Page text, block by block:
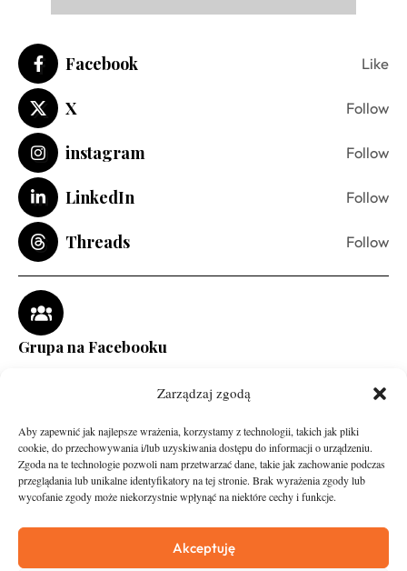
Zarządzaj zgodą
Aby zapewnić jak najlepsze wrażenia, korzystamy z technologii, takich jak pliki
cookie, do przechowywania i/lub uzyskiwania dostępu do informacji o urządzeniu.
Zgoda na te technologie pozwoli nam przetwarzać dane, takie jak zachowanie podczas
przeglądania lub unikalne identyfikatory na tej stronie. Brak wyrażenia zgody lub
wycofanie zgody może niekorzystnie wpłynąć na niektóre cechy i funkcje.
Akceptuję
Facebook Like
X Follow
instagram Follow
LinkedIn Follow
Threads Follow
Grupa na Facebooku
Asfalt
O nas
Zostań Patronem